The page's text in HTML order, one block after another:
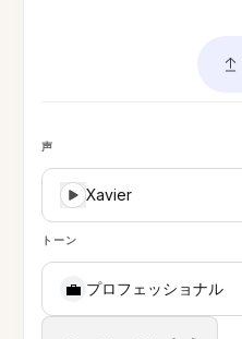
声
Xavier
トーン
💼 プロフェッショナル